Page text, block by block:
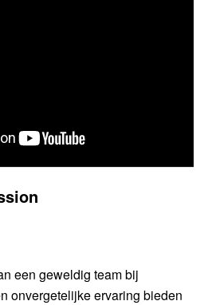
een geweldig team bij
onvergetelijke ervaring bieden